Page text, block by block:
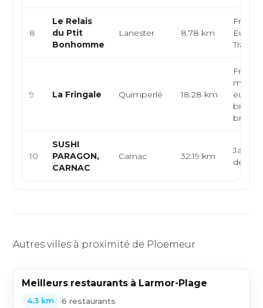
8
Le Relais
du Ptit
Bonhomme
Lanester 8.78 km
9 La Fringale Quimperlé 18.28 km
10
SUSHI
PARAGON,
CARNAC
Carnac 32.19 km
de mer
Autres villes à proximité de Ploemeur
Meilleurs restaurants à Larmor-Plage
4,3 km •6 restaurants